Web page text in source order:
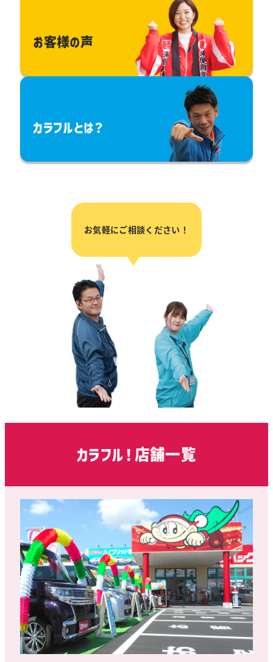
お客様の声
カラフルとは？
お気軽にご相談ください！
カラフル！店舗一覧